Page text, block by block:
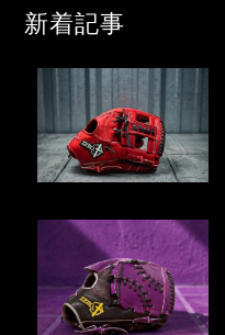
新着記事